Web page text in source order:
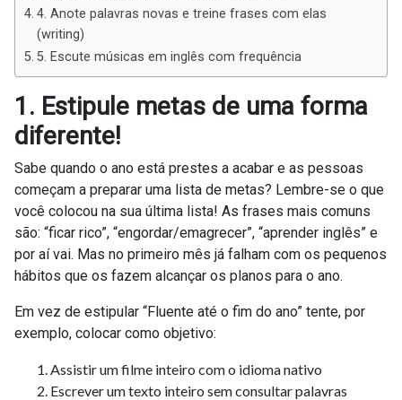
4. Anote palavras novas e treine frases com elas
(writing)
5. Escute músicas em inglês com frequência
1. Estipule metas de uma forma
diferente!
Sabe quando o ano está prestes a acabar e as pessoas
começam a preparar uma lista de metas? Lembre-se o que
você colocou na sua última lista! As frases mais comuns
são: “ficar rico”, “engordar/emagrecer”, “aprender inglês” e
por aí vai. Mas no primeiro mês já falham com os pequenos
hábitos que os fazem alcançar os planos para o ano.
Em vez de estipular “Fluente até o fim do ano” tente, por
exemplo, colocar como objetivo:
Assistir um filme inteiro com o idioma nativo
Escrever um texto inteiro sem consultar palavras